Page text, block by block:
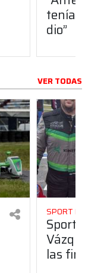
dio”
VER TODAS
SPORT
Sport
las